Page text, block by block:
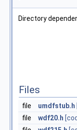
Directory
Files
file umdfstub.h
file
wdf20.h